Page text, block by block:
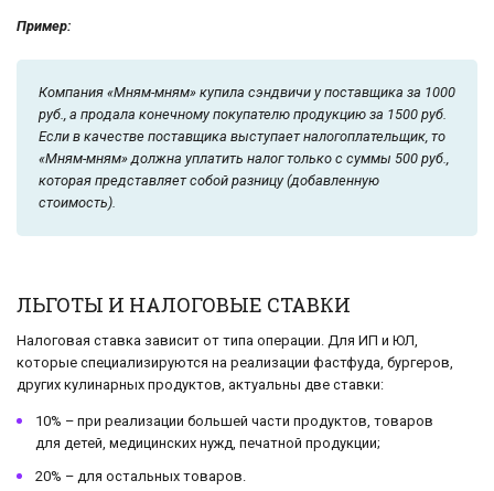
Пример:
Компания «Мням-мням» купила сэндвичи у поставщика за 1000
руб., а продала конечному покупателю продукцию за 1500 руб.
Если в качестве поставщика выступает налогоплательщик, то
«Мням-мням» должна уплатить налог только с суммы 500 руб.,
которая представляет собой разницу (добавленную
стоимость).
ЛЬГОТЫ И НАЛОГОВЫЕ СТАВКИ
Налоговая ставка зависит от типа операции. Для ИП и ЮЛ,
которые специализируются на реализации фастфуда, бургеров,
других кулинарных продуктов, актуальны две ставки:
10% – при реализации большей части продуктов, товаров
для детей, медицинских нужд, печатной продукции;
20% – для остальных товаров.